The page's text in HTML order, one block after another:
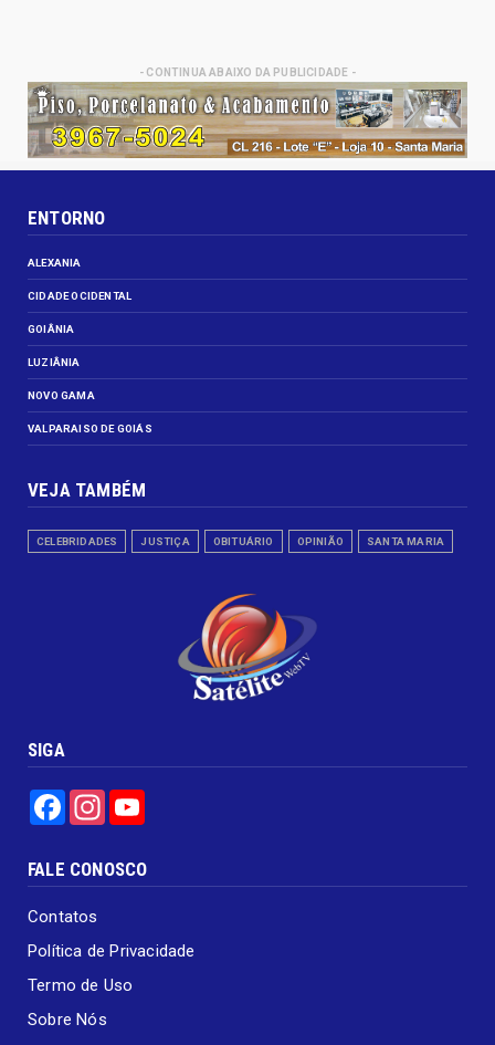
- CONTINUA ABAIXO DA PUBLICIDADE -
ENTORNO
ALEXANIA
CIDADE OCIDENTAL
GOIÂNIA
LUZIÂNIA
NOVO GAMA
VALPARAISO DE GOIÁS
VEJA TAMBÉM
CELEBRIDADES JUSTIÇA OBITUÁRIO OPINIÃO SANTA MARIA
SIGA
FacebookInstagram
FALE CONOSCO
Contatos
Política de Privacidade
Termo de Uso
Sobre Nós